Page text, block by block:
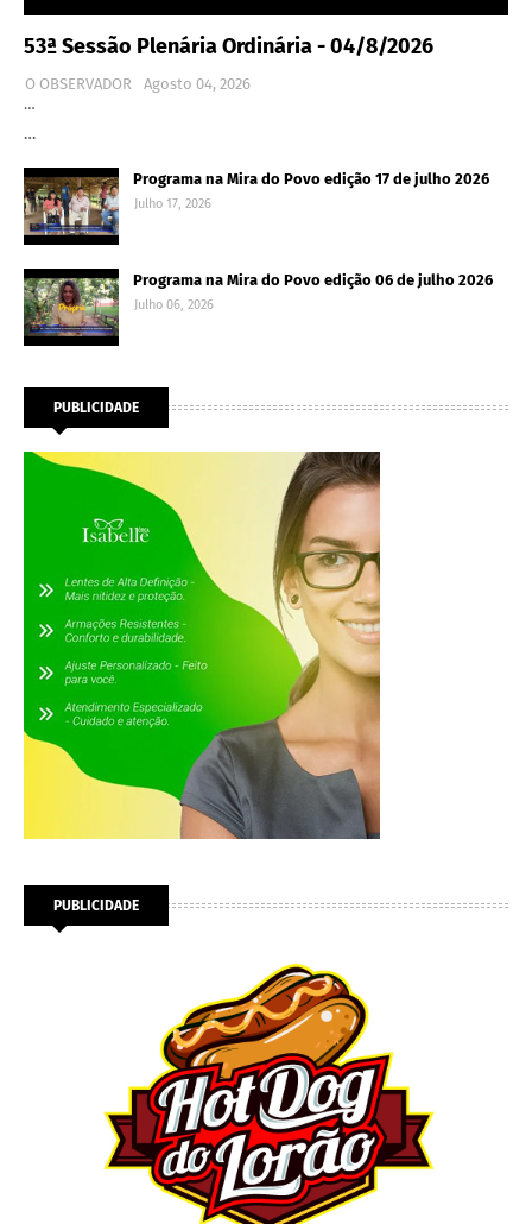
53ª Sessão Plenária Ordinária - 04/8/2026
O OBSERVADOR
Agosto 04, 2026
…
…
Programa na Mira do Povo edição 17 de julho 2026
Julho 17, 2026
Programa na Mira do Povo edição 06 de julho 2026
Julho 06, 2026
PUBLICIDADE
PUBLICIDADE